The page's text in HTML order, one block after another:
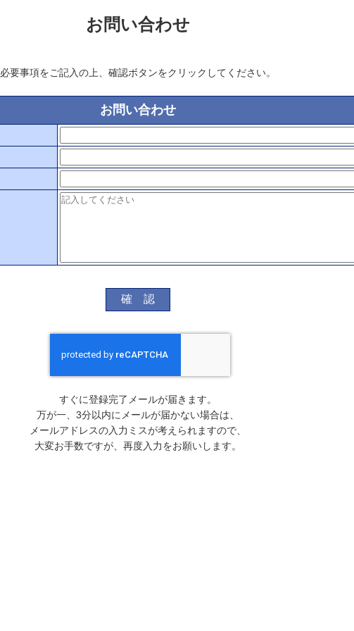
お問い合わせ
必要事項をご記入の上、確認ボタンをクリックしてください。
お問い合わせ
すぐに登録完了メールが届きます。
万が一、3分以内にメールが届かない場合は、
メールアドレスの入力ミスが考えられますので、
大変お手数ですが、再度入力をお願いします。